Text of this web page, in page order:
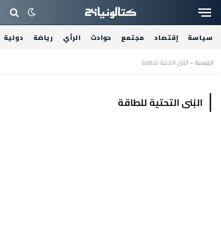
سياسة إقتصاد مجتمع حوادث الرأي رياضة دولية
الرئيسية»البُنى التحتية للطاقة
البُنى التحتية للطاقة